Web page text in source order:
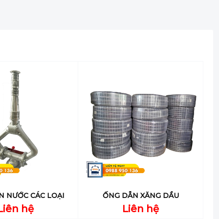
NƯỚC CÁC LOẠI
hệ
ỐNG DẪN XĂNG DẦU
Liên hệ